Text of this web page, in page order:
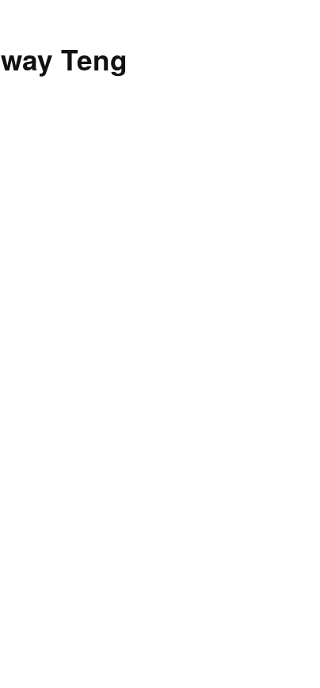
Teng